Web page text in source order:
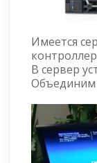
Имеется
В сервер
Объединим